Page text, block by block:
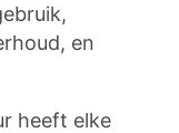
en
heeft elke